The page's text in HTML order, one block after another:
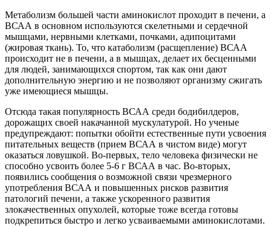
Метаболизм большей части аминокислот проходит в печени, а
ВСАА в основном используются скелетными и сердечной
мышцами, нервными клетками, почками, адипоцитами
(жировая ткань). То, что катаболизм (расщепление) ВСАА
происходит не в печени, а в мышцах, делает их бесценными
для людей, занимающихся спортом, так как они дают
дополнительную энергию и не позволяют организму сжигать
уже имеющиеся мышцы.
Отсюда такая популярность ВСАА среди бодибилдеров,
дорожащих своей накачанной мускулатурой. Но ученые
предупреждают: попытки обойти естественные пути усвоения
питательных веществ (прием ВСАА в чистом виде) могут
оказаться ловушкой. Во-первых, тело человека физически не
способно усвоить более 5-6 г ВСАА в час. Во-вторых,
появились сообщения о возможной связи чрезмерного
употребления ВСАА и повышенных рисков развития
патологий печени, а также ускоренного развития
злокачественных опухолей, которые тоже всегда готовы
подкрепиться быстро и легко усваиваемыми аминокислотами.